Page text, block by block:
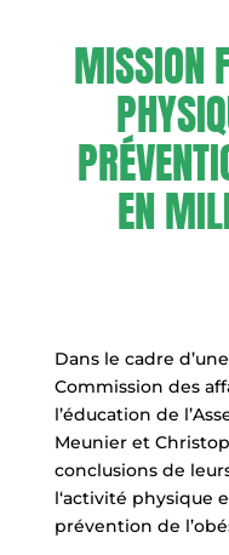
MISSION
EN
Dans le cadre
Commission des
l’éducation de
Meunier et
conclusions de
l‘activité physique
prévention de